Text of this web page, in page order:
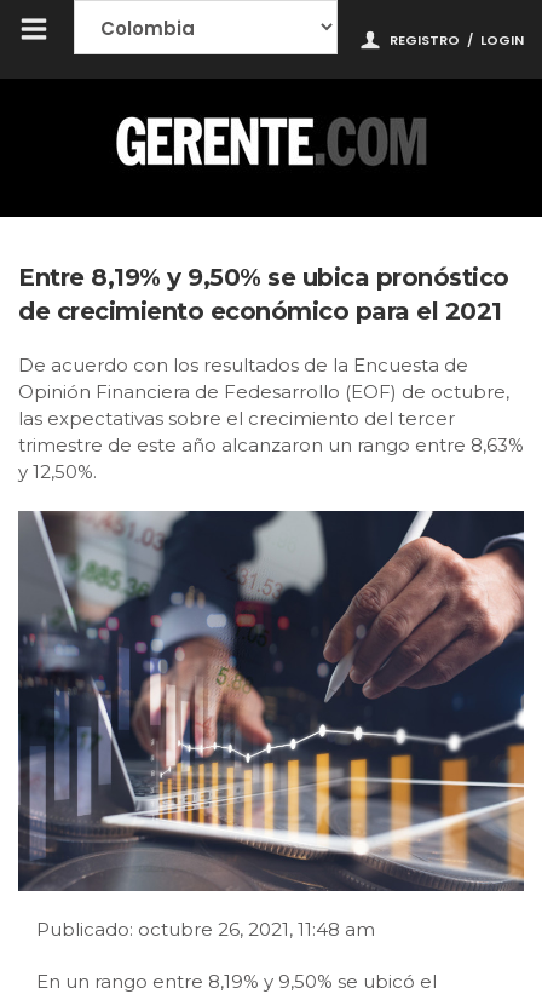
REGISTRO / LOGIN
Entre 8,19% y 9,50% se ubica pronóstico
de crecimiento económico para el 2021
De acuerdo con los resultados de la Encuesta de
Opinión Financiera de Fedesarrollo (EOF) de octubre,
las expectativas sobre el crecimiento del tercer
trimestre de este año alcanzaron un rango entre 8,63%
y 12,50%.
Publicado: octubre 26, 2021, 11:48 am
En un rango entre 8,19% y 9,50% se ubicó el